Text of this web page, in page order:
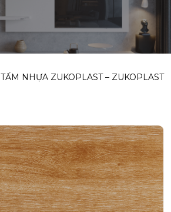
TẤM NHỰA ZUKOPLAST– ZUKOPLAST